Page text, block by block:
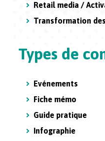
Retail media /
Transformation
Types de
Evénements
Fiche mémo
Guide pratique
Infographie